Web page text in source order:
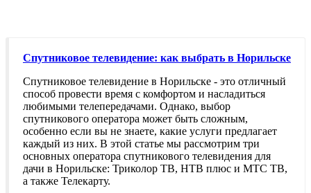
Спутниковое телевидение: как выбрать в Норильске
Спутниковое телевидение в Норильске - это отличный
способ провести время с комфортом и насладиться
любимыми телепередачами. Однако, выбор
спутникового оператора может быть сложным,
особенно если вы не знаете, какие услуги предлагает
каждый из них. В этой статье мы рассмотрим три
основных оператора спутникового телевидения для
дачи в Норильске: Триколор ТВ, НТВ плюс и МТС ТВ,
а также Телекарту.